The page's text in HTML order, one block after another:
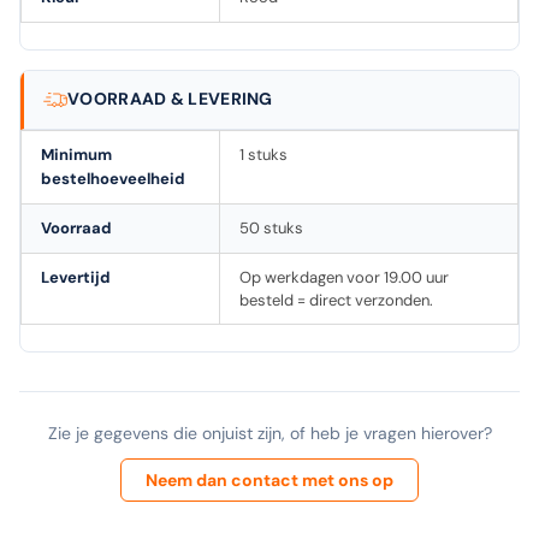
VOORRAAD & LEVERING
Minimum
bestelhoeveelheid
1 stuks
Voorraad 50 stuks
Levertijd
Op werkdagen voor 19.00 uur
besteld = direct verzonden.
Zie je gegevens die onjuist zijn, of heb je vragen hierover?
Neem dan contact met ons op